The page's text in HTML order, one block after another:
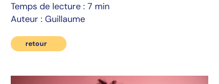
Temps de lecture : 7 min
Auteur : Guillaume
retour